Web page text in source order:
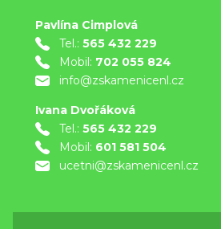
Pavlína Cimplová
Tel.: 565 432 229
Mobil: 702 055 824
info@zskamenicenl.cz
Ivana Dvořáková
Tel.: 565 432 229
Mobil: 601 581 504
ucetni@zskamenicenl.cz